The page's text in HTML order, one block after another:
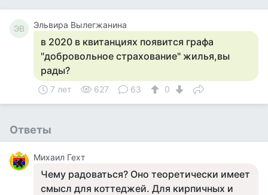
ЭВ Эльвира Вылегжанина
в 2020 в квитанциях появится графа
"добровольное страхование" жилья,вы
рады?
7 лет 627 63 0
Ответы
Михаил Гехт
Чему радоваться? Оно теоретически имеет
смысл для коттеджей. Для кирпичных и